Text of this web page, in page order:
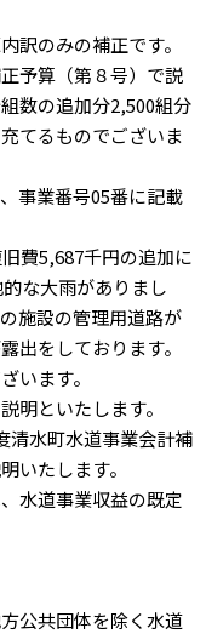
訳のみの補正です。
予算（第８号）で説
数の追加分2,500組分
てるものでございま
事業番号05番に記載
費5,687千円の追加に
な大雨がありまし
施設の管理用道路が
出をしております。
います。
明といたします。
清水町水道事業会計補
いたします。
水道事業収益の既定
公共団体を除く水道